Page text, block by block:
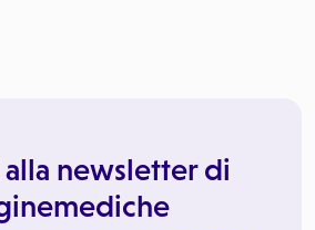
newsletter di